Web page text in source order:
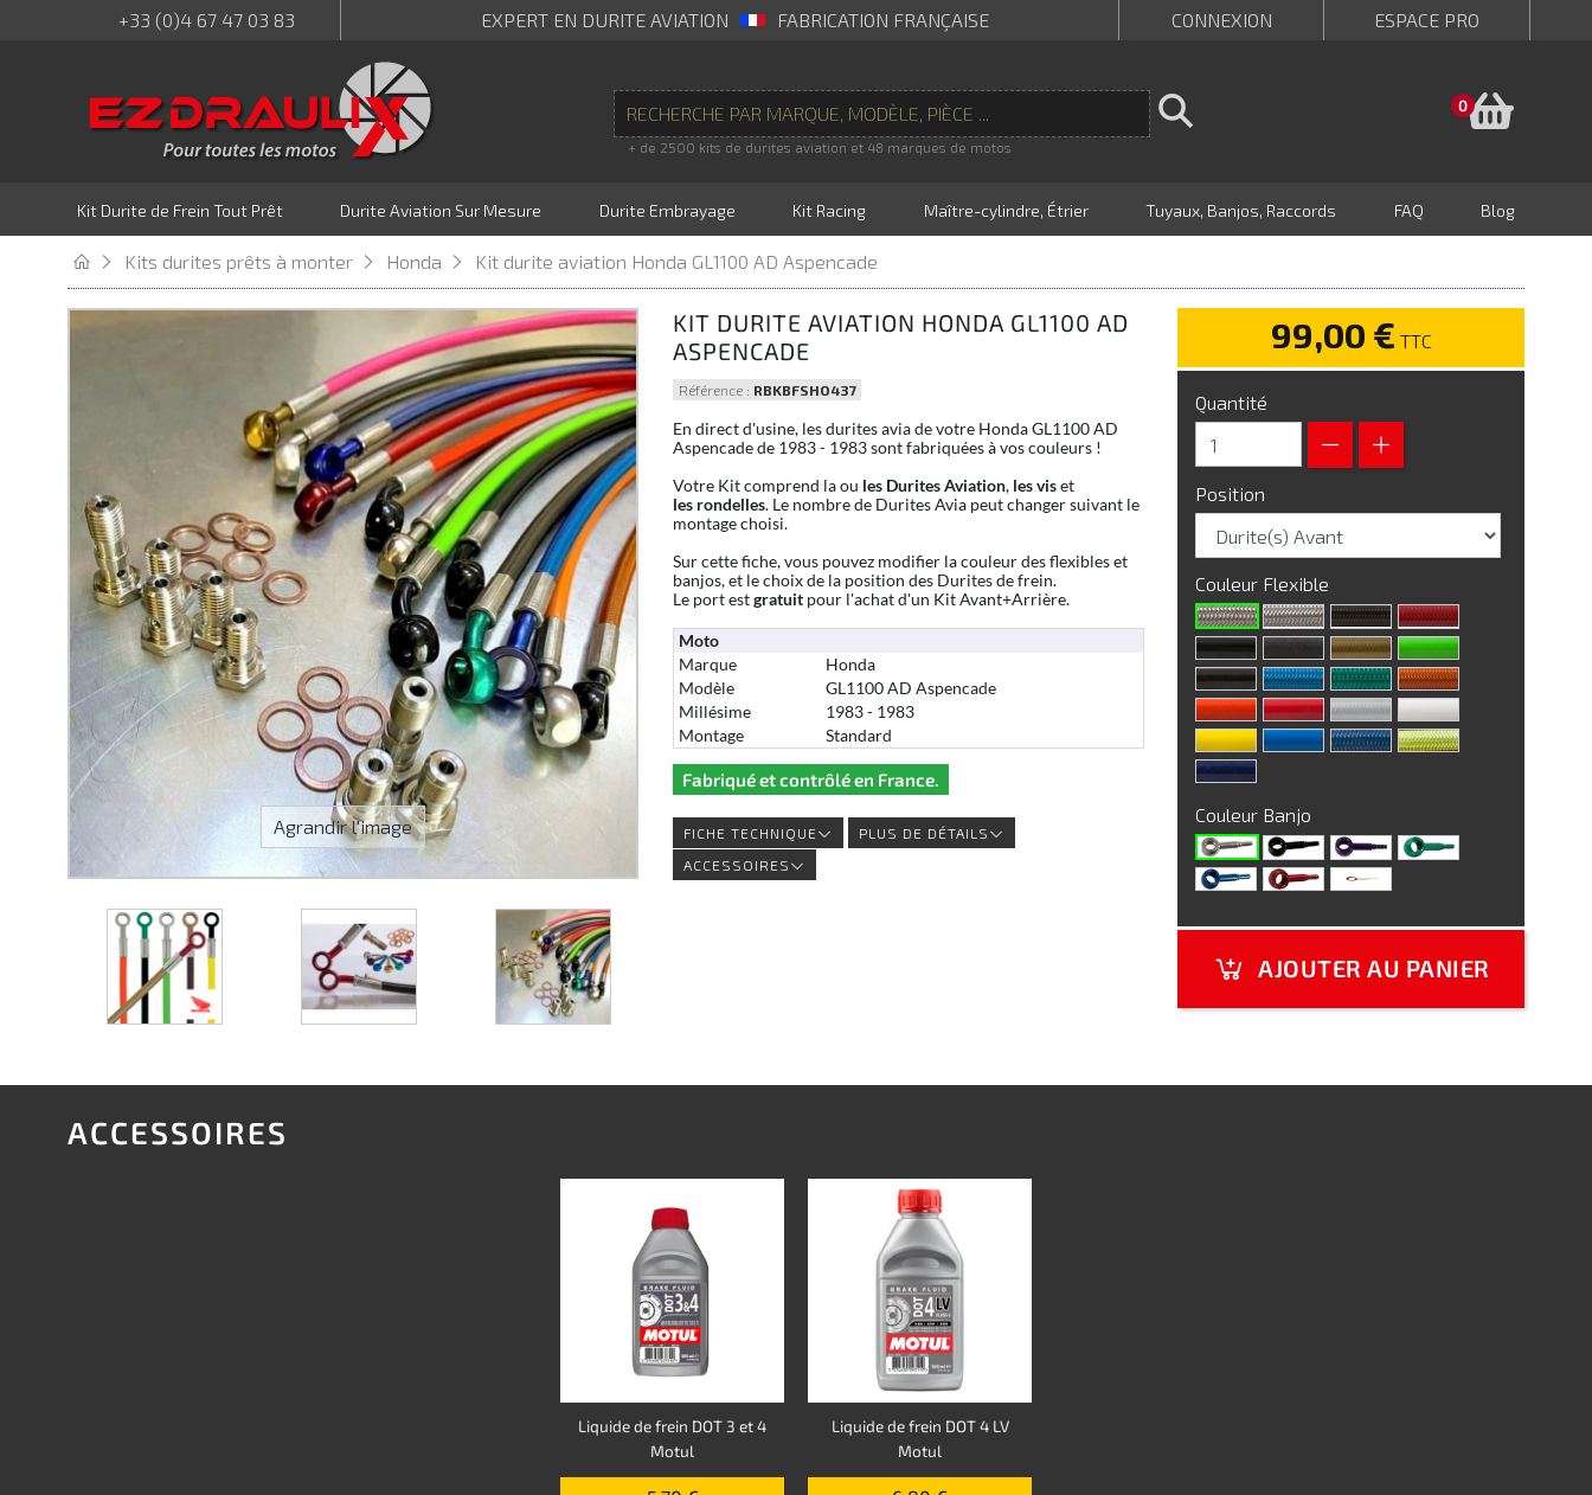
+33 (0)4 67 47 03 83 EXPERT EN DURITE AVIATION FABRICATION FRANÇAISE CONNEXION ESPACE PRO
+ de 2500 kits de durites aviation et 48 marques de motos
0
Kit Durite de Frein Tout Prêt Durite Aviation Sur Mesure Durite Embrayage Kit Racing Maître-cylindre, Étrier Tuyaux, Banjos, Raccords FAQ Blog
Kits durites prêts à monter Honda Kit durite aviation Honda GL1100 AD Aspencade
Agrandir l'image
KIT DURITE AVIATION HONDA GL1100 AD
ASPENCADE
Référence : RBKBFSHO437
En direct d'usine, les durites avia de votre Honda GL1100 AD
Aspencade de 1983 - 1983 sont fabriquées à vos couleurs !
Votre Kit comprend la ou les Durites Aviation, les viset
les rondelles. Le nombre de Durites Avia peut changer suivant le
montage choisi.
Sur cette fiche, vous pouvez modifier la couleur des flexibles et
banjos, et le choix de la position des Durites de frein.
Le port estgratuitpour l'achat d'un Kit Avant+Arrière.
Moto
Marque
Honda
Modèle
GL1100 AD Aspencade
Millésime
1983 - 1983
Montage
Standard
Fabriqué et contrôlé en France.
FICHE TECHNIQUE
PLUS DE DÉTAILS
ACCESSOIRES
99,00 € TTC
Quantité
Position
Couleur Flexible
Couleur Banjo
AJOUTER AU PANIER
ACCESSOIRES
Liquide de frein DOT 3 et 4
Motul
Liquide de frein DOT 4 LV
Motul